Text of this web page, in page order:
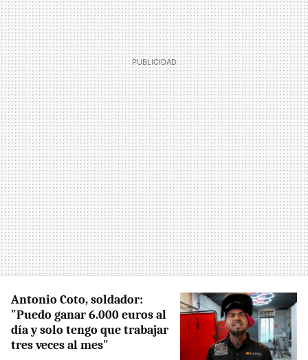
Antonio Coto, soldador:
"Puedo ganar 6.000 euros al
día y solo tengo que trabajar
tres veces al mes"